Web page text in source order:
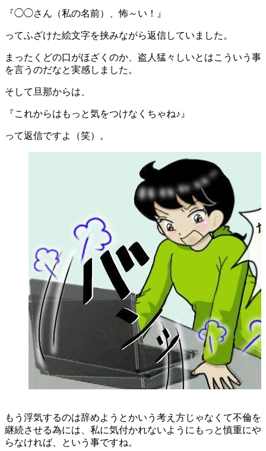
『◯◯さん（私の名前）、怖～い！』
ってふざけた絵文字を挟みながら返信していました。
まったくどの口がほざくのか、盗人猛々しいとはこういう事
を言うのだなと実感しました。
そして旦那からは、
『これからはもっと気をつけなくちゃね♪』
って返信ですよ（笑）。
もう浮気するのは辞めようとかいう考え方じゃなくて不倫を
継続させる為には、私に気付かれないようにもっと慎重にや
らなければ、という事ですね。